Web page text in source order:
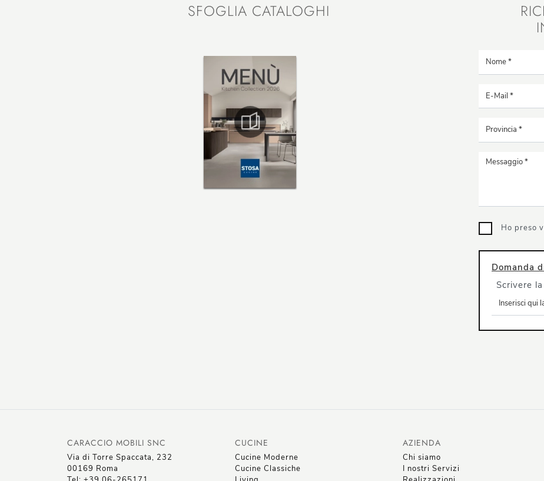
SFOGLIA CATALOGHI
Ho preso
Domanda
Scrivere
CARACCIO MOBILI SNC
Via di Torre Spaccata, 232
00169 Roma
CUCINE
Cucine Moderne
Cucine Classiche
AZIENDA
Chi siamo
I nostri Servizi